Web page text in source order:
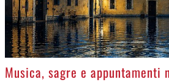
>Musica, sagre e appuntamenti